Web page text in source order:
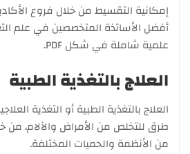
إمكانية التقسيط من خلال فروع
أفضل الأساتذة المتخصصين في علم
علمية شاملة في شكل PDF.
العلاج بالتغذية الطبية
العلاج بالتغذية الطبية أو التغذية
طرق للتخلص من الأمراض والآلام،
من الأنظمة والحميات المختلفة.